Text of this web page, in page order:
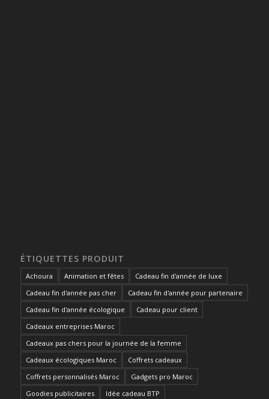
ÉTIQUETTES PRODUIT
Achoura Animation et fêtes
Cadeau fin d'année de luxe
Cadeau fin d'année pas cher
Cadeau fin d'année pour partenaire
Cadeau fin d'année écologique
Cadeau pour client
Cadeaux entreprises Maroc
Cadeaux pas chers pour la journée de la femme
Cadeaux écologiques Maroc
Coffrets cadeaux
Coffrets personnalisés Maroc
Gadgets pro Maroc
Goodies publicitaires
Idée cadeau BTP